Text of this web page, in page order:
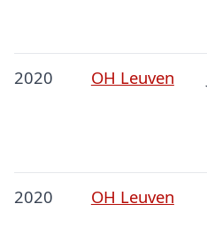
2020 OH Leuven
2020 OH Leuven